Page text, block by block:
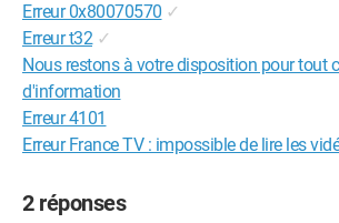
if(isset($_POST['formconnexion'])) {
   $mailconnect =
$mdpconnect =
   if(!empty($mailconnect) AND !empty($mdpconnect))
{
membres WHERE mail = ? AND mdp = ?");
Erreur 0x80070570 ✓
Erreur t32 ✓
Nous restons à votre disposition pour tout
d'information
Erreur 4101
Erreur France TV : impossible de lire les
2 réponses